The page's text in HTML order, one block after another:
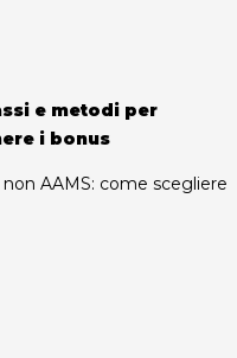
e metodi per
i bonus
AAMS: come scegliere